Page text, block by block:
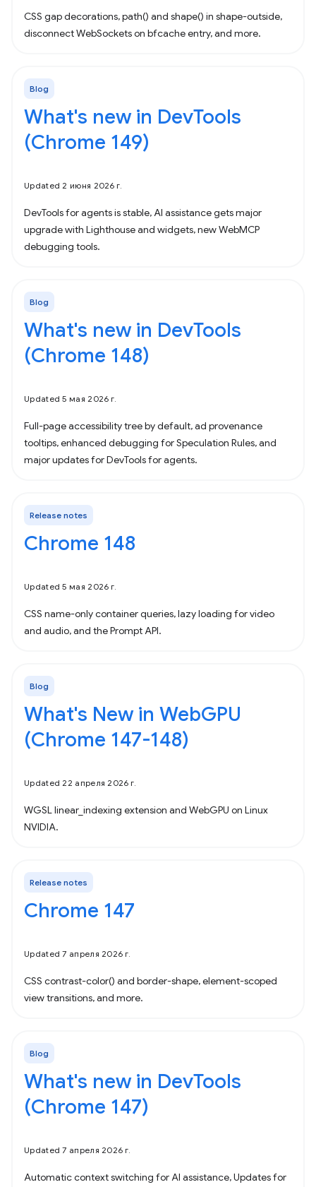
CSS gap decorations, path() and shape() in shape-outside,
disconnect WebSockets on bfcache entry, and more.
Blog
What's new in DevTools
(Chrome 149)
Updated 2 июня 2026 г.
DevTools for agents is stable, AI assistance gets major
upgrade with Lighthouse and widgets, new WebMCP
debugging tools.
Blog
What's new in DevTools
(Chrome 148)
Updated 5 мая 2026 г.
Full-page accessibility tree by default, ad provenance
tooltips, enhanced debugging for Speculation Rules, and
major updates for DevTools for agents.
Release notes
Chrome 148
Updated 5 мая 2026 г.
CSS name-only container queries, lazy loading for video
and audio, and the Prompt API.
Blog
What's New in WebGPU
(Chrome 147-148)
Updated 22 апреля 2026 г.
WGSL linear_indexing extension and WebGPU on Linux
NVIDIA.
Release notes
Chrome 147
Updated 7 апреля 2026 г.
CSS contrast-color() and border-shape, element-scoped
view transitions, and more.
Blog
What's new in DevTools
(Chrome 147)
Updated 7 апреля 2026 г.
Automatic context switching for AI assistance, Updates for